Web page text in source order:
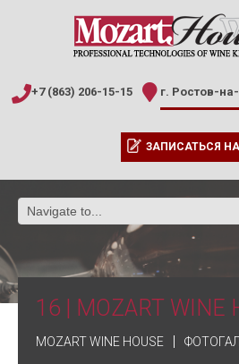
+7 (863) 206-15-15 г. Ростов-
ЗАПИСАТЬСЯ
16 | MOZART WINE
MOZART WINE HOUSE